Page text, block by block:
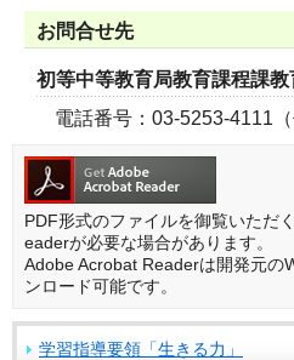
お問合せ先
初等中等教育局教育課程課
電話番号：03-5253-4111
PDF形式のファイルを御覧いただ
eaderが必要な場合があります。
Adobe Acrobat Readerは開発元の
ンロード可能です。
学習指導要領「生きる力」